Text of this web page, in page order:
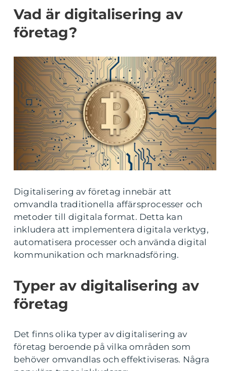
Vad är digitalisering av
företag?
Digitalisering av företag innebär att
omvandla traditionella affärsprocesser och
metoder till digitala format. Detta kan
inkludera att implementera digitala verktyg,
automatisera processer och använda digital
kommunikation och marknadsföring.
Typer av digitalisering av
företag
Det finns olika typer av digitalisering av
företag beroende på vilka områden som
behöver omvandlas och effektiviseras. Några